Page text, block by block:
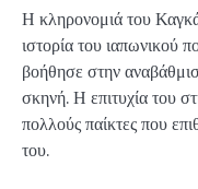
Η κληρονομιά του
ιστορία του ιαπωνικού
βοήθησε στην
σκηνή. Η επιτυχία του
πολλούς παίκτες που
του.